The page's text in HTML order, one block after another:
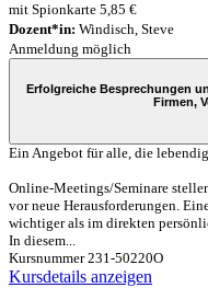
mit Spionkarte 5,85 €
Dozent*in: Windisch, Steve
Anmeldung möglich
Erfolgreiche Besprechungen
Firmen,
Ein Angebot für alle, die
Online-Meetings/Seminare
vor neue Herausforderungen.
wichtiger als im direkten
In diesem...
Kursnummer 231-50220O
Kursdetails anzeigen